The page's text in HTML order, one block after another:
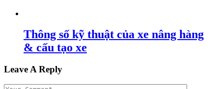
Thông số kỹ thuật của xe nâng hàng
& cấu tạo xe
Leave A Reply